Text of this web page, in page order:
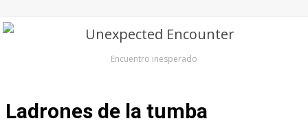
Encuentro inesperado
Ladrones de la tumba